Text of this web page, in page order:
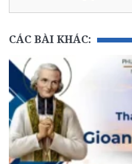
CÁC BÀI KHÁC: